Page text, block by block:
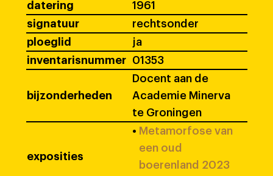
datering
1961
signatuur
rechtsonder
ploeglid
ja
inventarisnummer
01353
bijzonderheden
Docent aan de
Academie Minerva
te Groningen
exposities
• Metamorfose van
een oud
boerenland 2023